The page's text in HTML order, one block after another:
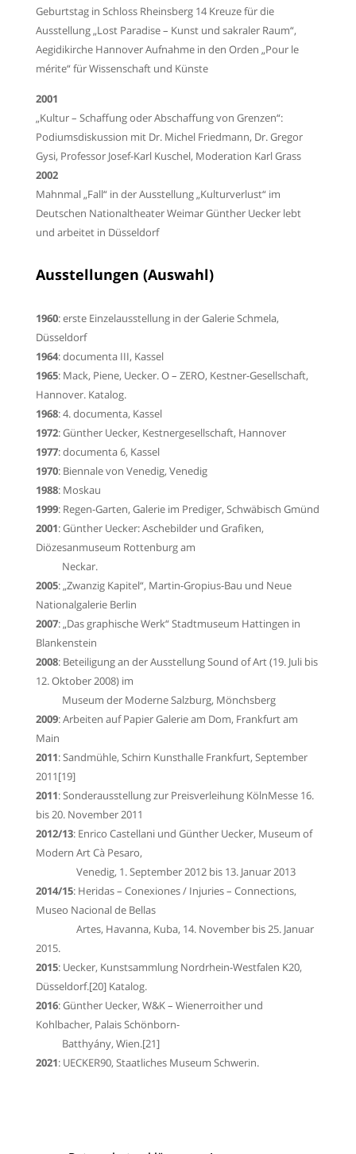
Geburtstag in Schloss Rheinsberg 14 Kreuze für die
Ausstellung „Lost Paradise – Kunst und sakraler Raum“,
Aegidikirche Hannover Aufnahme in den Orden „Pour le
mérite“ für Wissenschaft und Künste
2001
„Kultur – Schaffung oder Abschaffung von Grenzen“:
Podiumsdiskussion mit Dr. Michel Friedmann, Dr. Gregor
Gysi, Professor Josef-Karl Kuschel, Moderation Karl Grass
2002
Mahnmal „Fall“ in der Ausstellung „Kulturverlust“ im
Deutschen Nationaltheater WeimarGünther Uecker lebt
und arbeitet in Düsseldorf
Ausstellungen (Auswahl)
1960: erste Einzelausstellung in derGalerie Schmela,
Düsseldorf
1964:documenta III, Kassel
1965: Mack, Piene, Uecker. O – ZERO, Kestner-Gesellschaft,
Hannover. Katalog.
1968:4. documenta, Kassel
1972:Günther Uecker, Kestnergesellschaft, Hannover
1977:documenta 6, Kassel
1970: Biennale von Venedig, Venedig
1988: Moskau
1999: Regen-Garten, Galerie im Prediger, Schwäbisch Gmünd
2001:Günther Uecker: Aschebilder und Grafiken,
Diözesanmuseum Rottenburg am
Neckar.
2005: „Zwanzig Kapitel“, Martin-Gropius-Bau und Neue
Nationalgalerie Berlin
2007: „Das graphische Werk“ Stadtmuseum Hattingen in
Blankenstein
2008: Beteiligung an der AusstellungSound of Art(19. Juli bis
12. Oktober 2008) im
Museum der ModerneSalzburg, Mönchsberg
2009: Arbeiten auf Papier Galerie am Dom, Frankfurt am
Main
2011:Sandmühle, Schirn Kunsthalle Frankfurt, September
2011[19]
2011: Sonderausstellung zur Preisverleihung KölnMesse16.
bis 20. November 2011
2012/13: Enrico Castellani und Günther Uecker, Museum of
Modern Art Cà Pesaro,
Venedig, 1. September 2012 bis 13. Januar 2013
2014/15: Heridas – Conexiones / Injuries – Connections,
Museo Nacional de Bellas
Artes, Havanna, Kuba, 14. November bis 25. Januar
2015.
2015: Uecker, Kunstsammlung Nordrhein-Westfalen K20,
Düsseldorf.[20]Katalog.
2016:Günther Uecker, W&K – Wienerroither und
Kohlbacher, Palais Schönborn-
Batthyány, Wien.[21]
2021: UECKER90, Staatliches Museum Schwerin.